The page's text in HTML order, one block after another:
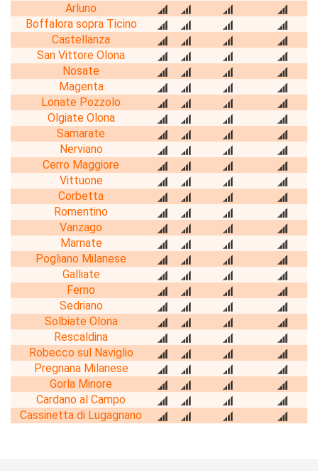
Arluno
Boffalora sopra Ticino
Castellanza
San Vittore Olona
Nosate
Magenta
Lonate Pozzolo
Olgiate Olona
Samarate
Nerviano
Cerro Maggiore
Vittuone
Corbetta
Romentino
Vanzago
Marnate
Pogliano Milanese
Galliate
Ferno
Sedriano
Solbiate Olona
Rescaldina
Robecco sul Naviglio
Pregnana Milanese
Gorla Minore
Cardano al Campo
Cassinetta di Lugagnano